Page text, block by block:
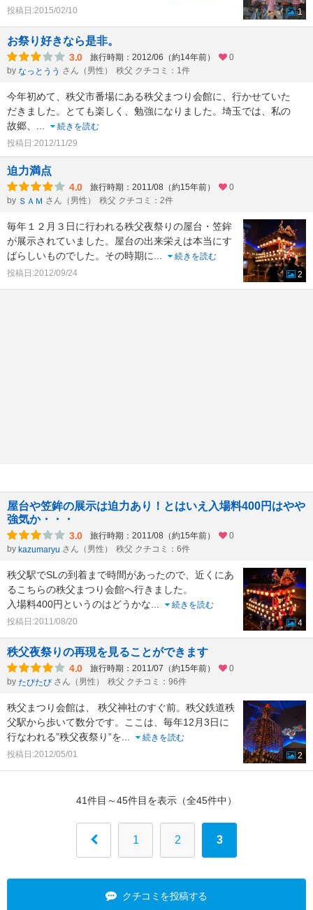
投稿日:2015/02/10
1
お祭り好きなら是非。
3.0 旅行時期：2012/06（約14年前）
0
by なっとうう さん（男性） 秩父 クチコミ：1件
今年初めて、秩父市番場にある秩父まつり会館に、行かせていた
だきました。とても楽しく、勉強になりました。埼玉では、私の
故郷、 ...
続きを読む
投稿日:2012/11/29
迫力満点
4.0 旅行時期：2011/08（約15年前）
0
by ＳＡＭ さん（男性） 秩父 クチコミ：2件
毎年１２月３日に行われる秩父夜祭りの屋台・笠鉾
が展示されていました。屋台の出来栄えは本当にす
ばらしいものでした。その時期に...
続きを読む
投稿日:2012/09/24
2
屋台や笠鉾の展示は迫力あり！とはいえ入場料400円はやや
強気か・・・
3.0 旅行時期：2011/08（約15年前）
0
by kazumaryu さん（男性） 秩父 クチコミ：6件
秩父駅でSLの到着まで時間があったので、近くにあ
るこちらの秩父まつり会館へ行きました。
入場料400円というのはどうかな...
続きを読む
投稿日:2011/08/20
4
秩父夜祭りの再現を見ることができます
4.0 旅行時期：2011/07（約15年前）
0
by たびたび さん（男性） 秩父 クチコミ：96件
秩父まつり会館は、 秩父神社のすぐ前。秩父鉄道秩
父駅から歩いて数分です。ここは、毎年12月3日に
行なわれる”秩父夜祭り”を...
続きを読む
投稿日:2012/05/01
2
41件目～45件目を表示（全45件中）
1 2 3
クチコミを投稿する